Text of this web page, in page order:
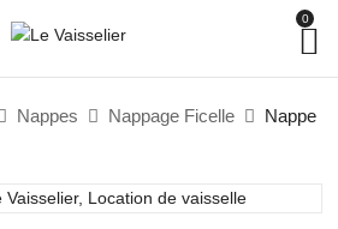
0
Nappes Nappage Ficelle
Nappe